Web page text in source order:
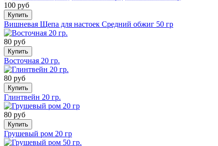
100 руб
Купить
Вишневая Щепа для настоек Средний обжиг 50 гр
80 руб
Купить
Восточная 20 гр.
80 руб
Купить
Глинтвейн 20 гр.
80 руб
Купить
Грушевый ром 20 гр